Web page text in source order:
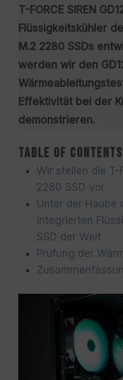
T-FORCE SIREN
Flüssigkeitskühler
M.2 2280 SSDs
werden wir den
Effektivität bei der
demonstrieren.
Table of Contents
Wir stellen die T-
2280 SSD vor
Unter der Haube
integrierten
SSD der Welt
Prüfung der